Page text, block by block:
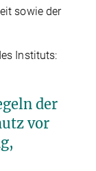
sowie der
Instituts:
der
vor